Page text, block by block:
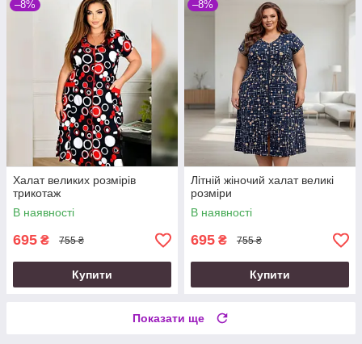
–8%
Халат великих розмірів
трикотаж
В наявності
695 ₴ 755 ₴
Купити
–8%
Літній жіночий халат великі
розміри
В наявності
695 ₴ 755 ₴
Купити
Показати ще